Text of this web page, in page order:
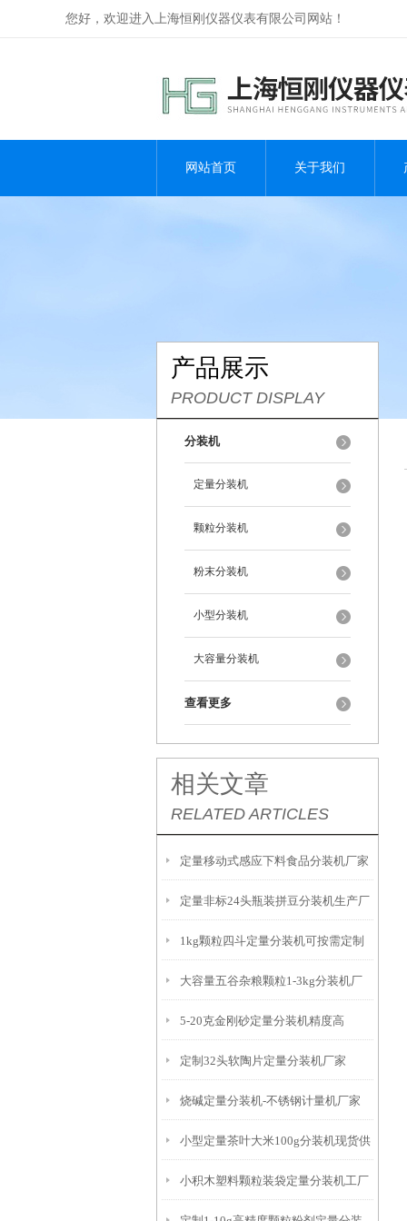
您好，欢迎进入上海恒刚仪器仪表有限公司网站！
网站首页 关于我们
产品展示
PRODUCT DISPLAY
分装机
定量分装机
颗粒分装机
粉末分装机
小型分装机
大容量分装机
查看更多
相关文章
RELATED ARTICLES
定量移动式感应下料食品分装机厂家
定量非标24头瓶装拼豆分装机生产厂
家
1kg颗粒四斗定量分装机可按需定制
大容量五谷杂粮颗粒1-3kg分装机厂
家
5-20克金刚砂定量分装机精度高
定制32头软陶片定量分装机厂家
烧碱定量分装机-不锈钢计量机厂家
小型定量茶叶大米100g分装机现货供
应
小积木塑料颗粒装袋定量分装机工厂